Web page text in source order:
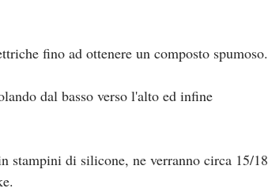
fino ad ottenere un composto spumoso.
dal basso verso l'alto ed infine
stampini di silicone, ne verranno circa 15/18